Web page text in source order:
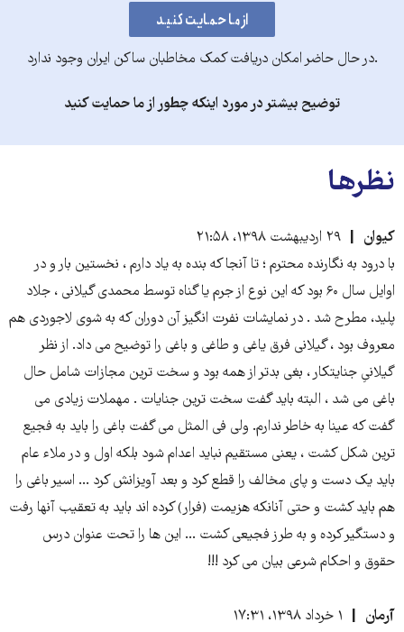
.در حال حاضر امکان دریافت کمک مخاطبان ساکن ایران وجود ندارد
توضیح بیشتر در مورد اینکه چطور از ما حمایت کنید
نظرها
کیوان
۲۹ اردیبهشت ۱۳۹۸، ۲۱:۵۸
با درود به نگارنده محترم ؛ تا آنجا که بنده به یاد دارم ، نخستین بار و در
اوایل سال ۶۰ بود که این نوع از جرم یا گناه توسط محمدی گیلانی ، جلاد
پلید، مطرح شد . در نمایشات نفرت انگیز آن دوران که به شوی لاجوردی هم
معروف بود ، گیلانی فرق یاغی و طاغی و باغی را توضیح می داد. از نظر
گیلانیِ جنایتکار ، بغی بدتر از همه بود و سخت ترین مجازات شامل حال
باغی می شد ، البته باید گفت سخت ترین جنایات . مهملات زیادی می
گفت که عینا به خاطر ندارم. ولی فی المثل می گفت باغی را باید به فجیع
ترین شکل کشت ، یعنی مستقیم نباید اعدام شود بلکه اول و در ملاء عام
باید یک دست و پای مخالف را قطع کرد و بعد آویزانش کرد ... اسیر باغی را
هم باید کشت و حتی آنانکه هزیمت (فرار) کرده اند باید به تعقیب آنها رفت
و دستگیر کرده و به طرز فجیعی کشت ... این ها را تحت عنوان درس
حقوق و احکام شرعی بیان می کرد !!!
آرمان
۱ خرداد ۱۳۹۸، ۱۷:۳۱